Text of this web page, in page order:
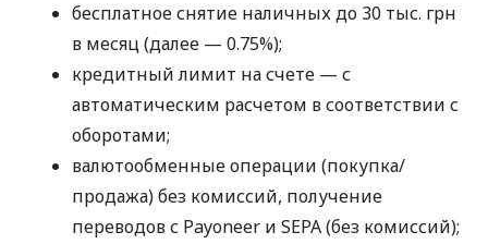
бесплатное снятие наличных до 30 тыс. грн
в месяц (далее — 0.75%);
кредитный лимит на счете — с
автоматическим расчетом в соответствии с
оборотами;
валютообменные операции (покупка/
продажа) без комиссий, получение
переводов с Payoneer и SEPA (без комиссий);